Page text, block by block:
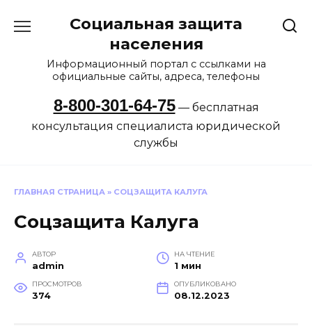
Социальная защита
населения
Информационный портал с ссылками на
официальные сайты, адреса, телефоны
8-800-301-64-75— бесплатная
консультация специалиста юридической
службы
ГЛАВНАЯ СТРАНИЦА » СОЦЗАЩИТА КАЛУГА
Соцзащита Калуга
АВТОР
admin
НА ЧТЕНИЕ
1 мин
ПРОСМОТРОВ
374
ОПУБЛИКОВАНО
08.12.2023